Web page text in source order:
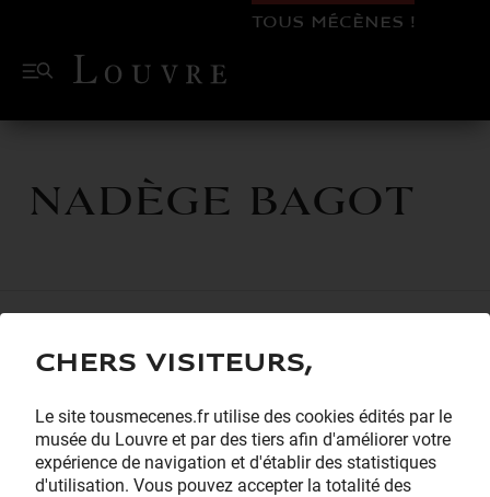
TOUS MÉCÈNES !
Nadège BAGOT
Chers visiteurs,
Le site tousmecenes.fr utilise des cookies édités par le
musée du Louvre et par des tiers afin d'améliorer votre
expérience de navigation et d'établir des statistiques
d'utilisation. Vous pouvez accepter la totalité des